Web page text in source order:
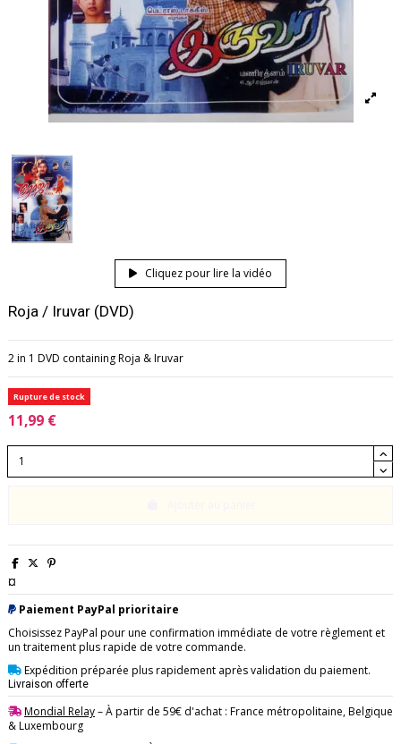
Cliquez pour lire la vidéo
Roja / Iruvar (DVD)
2 in 1 DVD containing Roja & Iruvar
Rupture de stock
11,99 €
¤
Paiement PayPal prioritaire
Choisissez PayPal pour une confirmation immédiate de votre règlement et
un traitement plus rapide de votre commande.
Expédition préparée plus rapidement après validation du paiement.
Livraison offerte
Mondial Relay– À partir de 59€ d'achat : France métropolitaine, Belgique
& Luxembourg